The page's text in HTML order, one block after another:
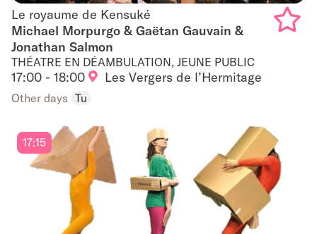
Le royaume de Kensuké
Le royaume de Kensuké
Michael Morpurgo & Gaëtan Gauvain &
Jonathan Salmon
THÉATRE EN DÉAMBULATION, JEUNE PUBLIC
17:00 - 18:00 Les Vergers de l’Hermitage
Other days Tu
17:15